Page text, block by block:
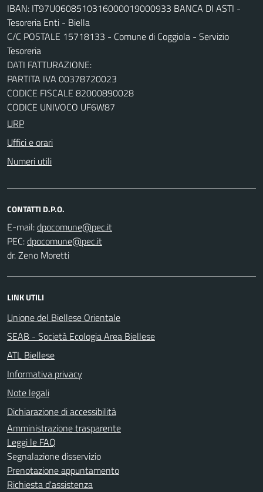
IBAN: IT97U0608510316000019000933 BANCA DI ASTI -
Tesoreria Enti - Biella
C/C POSTALE 15718133 - Comune di Coggiola - Servizio
Tesoreria
DATI FATTURAZIONE:
PARTITA IVA 00378720023
CODICE FISCALE 82000890028
CODICE UNIVOCO UF6W87
URP
Uffici e orari
Numeri utili
CONTATTI D.P.O.
E-mail:
PEC:
dr. Zeno Moretti
LINK UTILI
Unione del Biellese Orientale
SEAB - Società Ecologia Area Biellese
ATL Biellese
Informativa privacy
Note legali
Dichiarazione di accessibilità
Amministrazione trasparente
Leggi le FAQ
Segnalazione disservizio
Prenotazione appuntamento
Richiesta d'assistenza